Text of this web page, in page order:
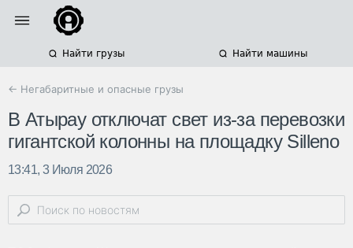
Найти грузы Найти машины
← Негабаритные и опасные грузы
В Атырау отключат свет из-за перевозки
гигантской колонны на площадку Silleno
13:41, 3 Июля 2026